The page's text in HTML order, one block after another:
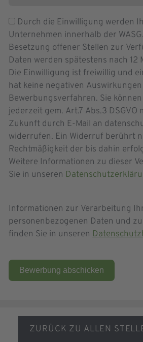
Durch die Einwilligung werden
Unternehmen innerhalb der
Besetzung offener Stellen zur
Daten werden spätestens nach 12
Die Einwilligung ist freiwillig und
hat keine negativen
Bewerbungsverfahren. Sie
jederzeit gem. Art.7 Abs.3
Zukunft durch E-Mail an
widerrufen. Ein Widerruf berührt
Rechtmäßigkeit der bis dahin
Weitere Informationen zu dieser
Sie in unseren
Informationen zur Verarbeitung
personenbezogenen Daten und
finden Sie in unseren
Bewerbung abschicken
ZURÜCK ZU ALLEN